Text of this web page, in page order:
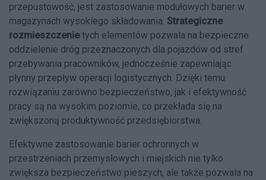
przepustowość, jest zastosowanie modułowych barier w
magazynach wysokiego składowania. Strategiczne
rozmieszczenietych elementów pozwala na bezpieczne
oddzielenie dróg przeznaczonych dla pojazdów od stref
przebywania pracowników, jednocześnie zapewniając
płynny przepływ operacji logistycznych. Dzięki temu
rozwiązaniu zarówno bezpieczeństwo, jak i efektywność
pracy są na wysokim poziomie, co przekłada się na
zwiększoną produktywność przedsiębiorstwa.
Efektywne zastosowanie barier ochronnych w
przestrzeniach przemysłowych i miejskich nie tylko
zwiększa bezpieczeństwo pieszych, ale także pozwala na